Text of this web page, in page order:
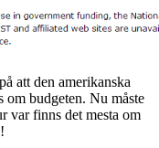
på att den amerikanska
om budgeten. Nu måste
var finns det mesta om
!